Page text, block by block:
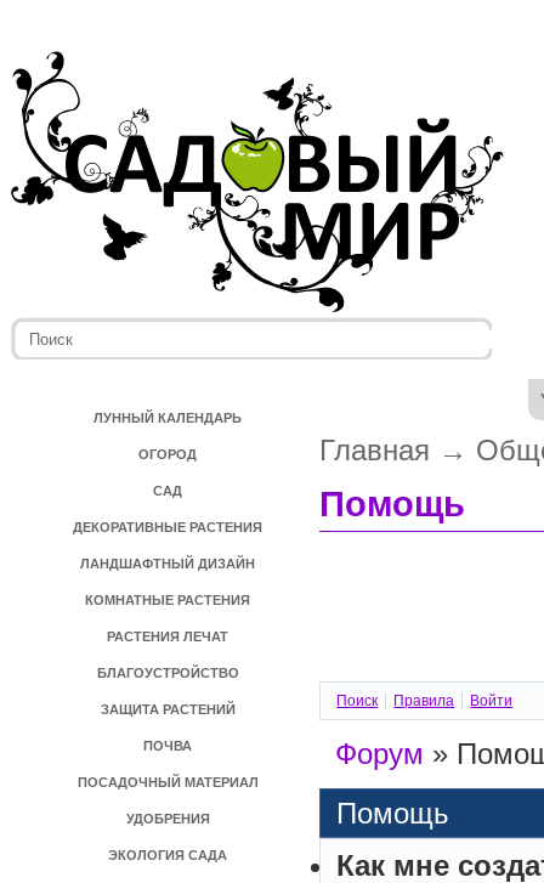
ЛУННЫЙ КАЛЕНДАРЬ
ОГОРОД
САД
ДЕКОРАТИВНЫЕ РАСТЕНИЯ
ЛАНДШАФТНЫЙ ДИЗАЙН
КОМНАТНЫЕ РАСТЕНИЯ
РАСТЕНИЯ ЛЕЧАТ
БЛАГОУСТРОЙСТВО
ЗАЩИТА РАСТЕНИЙ
ПОЧВА
ПОСАДОЧНЫЙ МАТЕРИАЛ
УДОБРЕНИЯ
ЭКОЛОГИЯ САДА
Главная →
Помощь
Поиск Правила Войти
Форум »
Помощь
Как мне